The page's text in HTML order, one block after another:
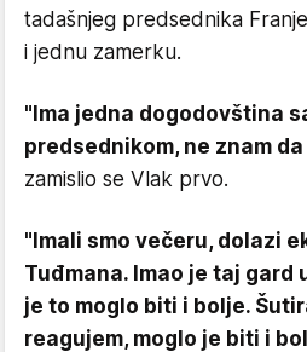
tadašnjeg predsednika
i jednu zamerku.
"Ima jedna dogodovština
predsednikom, ne znam
zamislio se Vlak prvo.
"Imali smo večeru, dolazi
Tuđmana. Imao je taj gard
je to moglo biti i bolje.
reagujem, moglo je biti i